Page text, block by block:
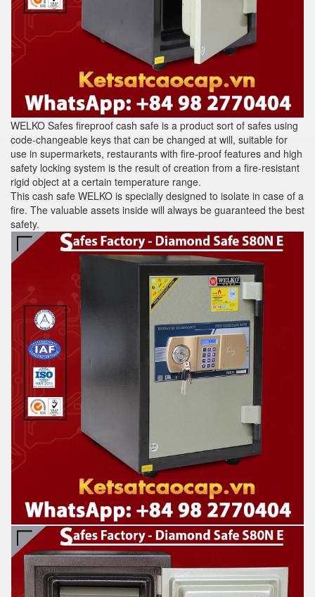
WELKO Safes fireproof cash safe is a product sort of safes using
code-changeable keys that can be changed at will, suitable for
use in supermarkets, restaurants with fire-proof features and high
safety locking system is the result of creation from a fire-resistant
rigid object at a certain temperature range.
This cash safe WELKO is specially designed to isolate in case of a
fire. The valuable assets inside will always be guaranteed the best
safety.